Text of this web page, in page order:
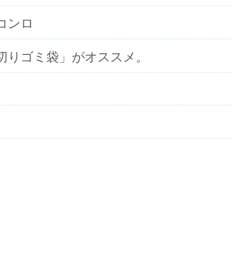
ンロ
ゴミ袋」がオススメ。